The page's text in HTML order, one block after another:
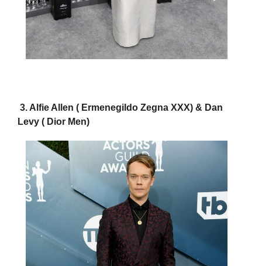
3. Alfie Allen ( Ermenegildo Zegna XXX) & Dan
Levy ( Dior Men)